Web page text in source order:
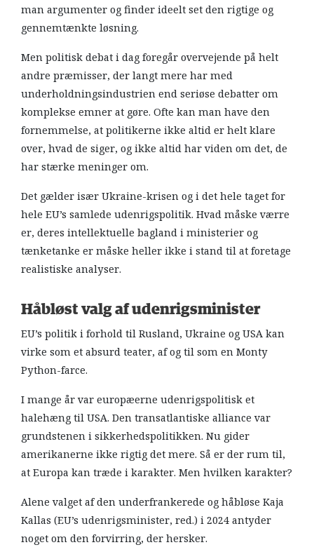
ARBEJDEREN
man argumenter og finder ideelt set den rigtige og
gennemtænkte løsning.
Men politisk debat i dag foregår overvejende på helt
andre præmisser, der langt mere har med
underholdningsindustrien end seriøse debatter om
komplekse emner at gøre. Ofte kan man have den
fornemmelse, at politikerne ikke altid er helt klare
over, hvad de siger, og ikke altid har viden om det, de
har stærke meninger om.
Det gælder især Ukraine-krisen og i det hele taget for
hele EU’s samlede udenrigspolitik. Hvad måske værre
er, deres intellektuelle bagland i ministerier og
tænketanke er måske heller ikke i stand til at foretage
realistiske analyser.
Håbløst valg af udenrigsminister
EU’s politik i forhold til Rusland, Ukraine og USA kan
virke som et absurd teater, af og til som en Monty
Python-farce.
I mange år var europæerne udenrigspolitisk et
halehæng til USA. Den transatlantiske alliance var
grundstenen i sikkerhedspolitikken. Nu gider
amerikanerne ikke rigtig det mere. Så er der rum til,
at Europa kan træde i karakter. Men hvilken karakter?
Alene valget af den underfrankerede og håbløse Kaja
Kallas (EU’s udenrigsminister, red.) i 2024 antyder
noget om den forvirring, der hersker.